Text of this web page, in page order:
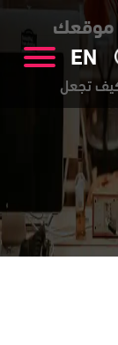
EN
موقعك
كيف تجعل